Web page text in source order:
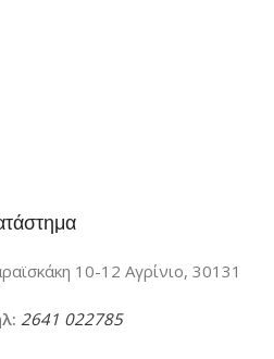
10-12 Αγρίνιο, 30131
2641 022785